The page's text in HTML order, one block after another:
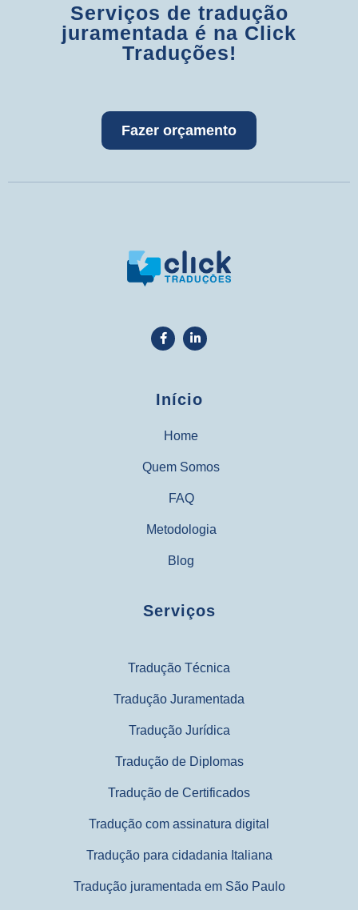
Serviços de tradução
juramentada é na Click
Traduções!
Fazer orçamento
Início
Home
Quem Somos
FAQ
Metodologia
Blog
Serviços
Tradução Técnica
Tradução Juramentada
Tradução Jurídica
Tradução de Diplomas
Tradução de Certificados
Tradução com assinatura digital
Tradução para cidadania Italiana
Tradução juramentada em São Paulo